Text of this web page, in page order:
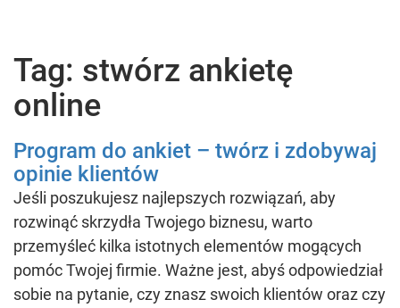
Tag: stwórz ankietę
online
Program do ankiet – twórz i zdobywaj
opinie klientów
Jeśli poszukujesz najlepszych rozwiązań, aby
rozwinąć skrzydła Twojego biznesu, warto
przemyśleć kilka istotnych elementów mogących
pomóc Twojej firmie. Ważne jest, abyś odpowiedział
sobie na pytanie, czy znasz swoich klientów oraz czy